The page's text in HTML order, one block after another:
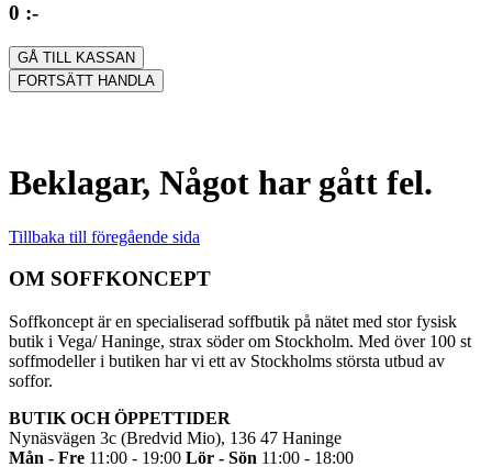
0 :-
GÅ TILL KASSAN
FORTSÄTT HANDLA
Beklagar, Något har gått fel.
Tillbaka till föregående sida
OM SOFFKONCEPT
Soffkoncept är en specialiserad soffbutik på nätet med stor fysisk
butik i Vega/ Haninge, strax söder om Stockholm. Med över 100 st
soffmodeller i butiken har vi ett av Stockholms största utbud av
soffor.
BUTIK OCH ÖPPETTIDER
Nynäsvägen 3c (Bredvid Mio), 136 47 Haninge
Mån - Fre 11:00 - 19:00 Lör - Sön 11:00 - 18:00